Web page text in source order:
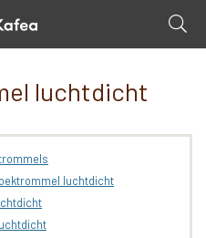
luchtdicht
luchtdicht